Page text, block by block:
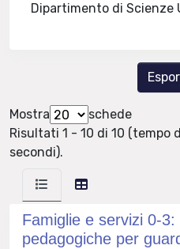
Dipartimento di Scienze
Mostra
schede
Risultati 1 - 10 di 10 (tempo
secondi).
Famiglie e servizi 0-3:
pedagogiche per